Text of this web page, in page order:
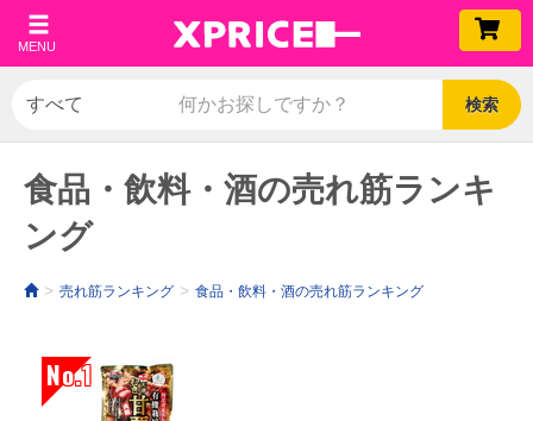
MENU
検索
食品・飲料・酒の売れ筋ランキ
ング
売れ筋ランキング 食品・飲料・酒の売れ筋ランキング
No.1